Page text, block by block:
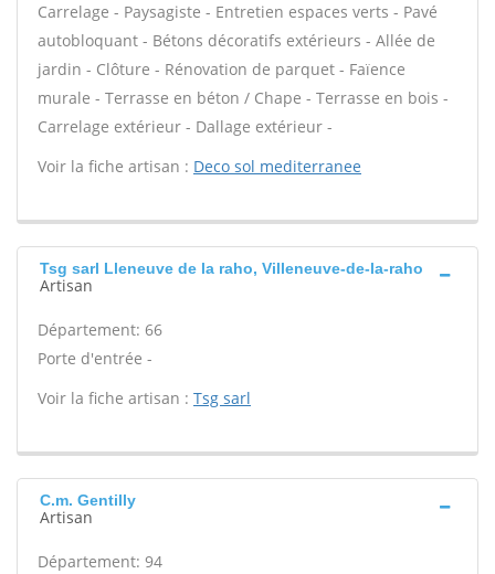
Carrelage - Paysagiste - Entretien espaces verts - Pavé
autobloquant - Bétons décoratifs extérieurs - Allée de
jardin - Clôture - Rénovation de parquet - Faïence
murale - Terrasse en béton / Chape - Terrasse en bois -
Carrelage extérieur - Dallage extérieur -
Voir la fiche artisan : Deco sol mediterranee
Tsg sarl Lleneuve de la raho, Villeneuve-de-la-raho
Artisan
Département: 66
Porte d'entrée -
Voir la fiche artisan : Tsg sarl
C.m. Gentilly
Artisan
Département: 94